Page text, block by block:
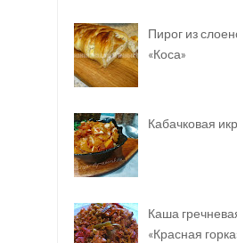
Пирог из
«Коса»
Кабачковая
Каша
«Красная